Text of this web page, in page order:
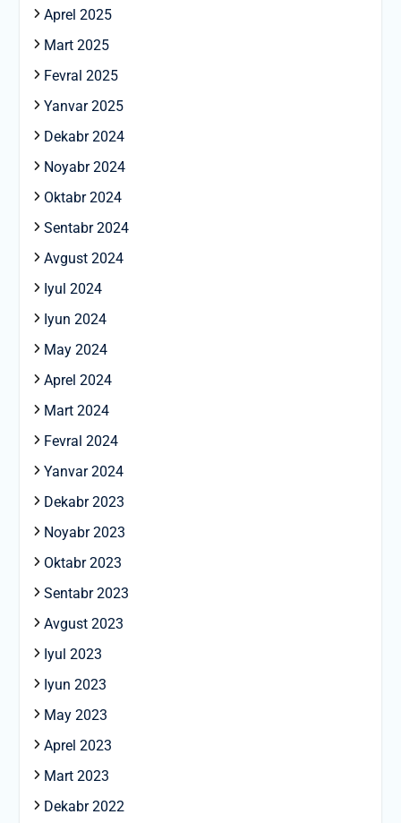
Aprel 2025
Mart 2025
Fevral 2025
Yanvar 2025
Dekabr 2024
Noyabr 2024
Oktabr 2024
Sentabr 2024
Avgust 2024
Iyul 2024
Iyun 2024
May 2024
Aprel 2024
Mart 2024
Fevral 2024
Yanvar 2024
Dekabr 2023
Noyabr 2023
Oktabr 2023
Sentabr 2023
Avgust 2023
Iyul 2023
Iyun 2023
May 2023
Aprel 2023
Mart 2023
Dekabr 2022